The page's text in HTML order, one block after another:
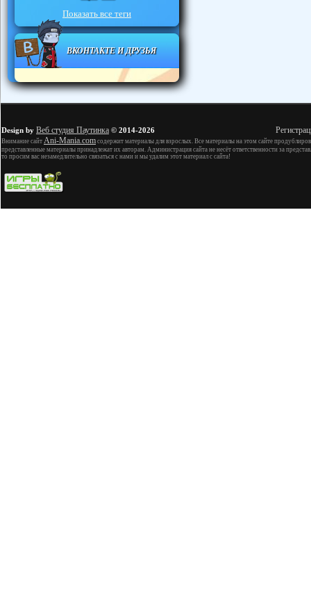
Показать все теги
ВКОНТАКТЕ И ДРУЗЬЯ
Design by Веб студия Паутинка © 2014-2026
Внимание сайт Ani-Mania.com содержит материалы для взрослых. Все материалы на этом сайте
представленные материалы принадлежат их авторам. Администрация сайта не несёт ответственности за
то просим вас незамедлительно связаться с нами и мы удалим этот материал с сайта!